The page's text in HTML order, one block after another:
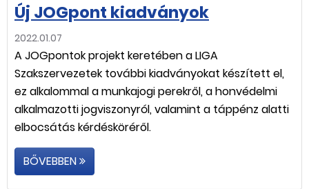
Új JOGpont kiadványok
2022.01.07
A JOGpontok projekt keretében a LIGA
Szakszervezetek további kiadványokat készített el,
ez alkalommal a munkajogi perekről, a honvédelmi
alkalmazotti jogviszonyról, valamint a táppénz alatti
elbocsátás kérdésköréről.
BŐVEBBEN